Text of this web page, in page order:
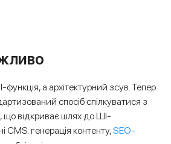
а архітектурний зсув. Тепер
спосіб спілкуватися з
відкриває шлях до ШІ-
CMS: генерація контенту,SEO-